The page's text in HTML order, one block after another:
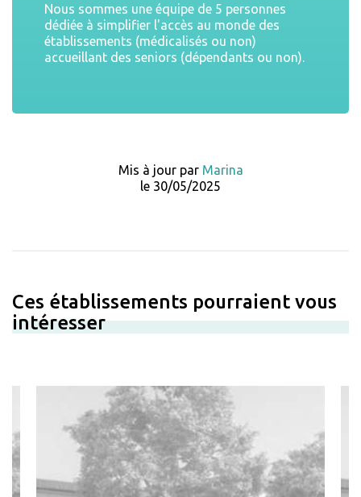
Nous sommes une équipe de 5 personnes
dédiée à simplifier l'accès au monde des
établissements (médicalisés ou non)
accueillant des seniors (dépendants ou non).
Mis à jour par Marina
le 30/05/2025
Ces établissements pourraient vous
intéresser